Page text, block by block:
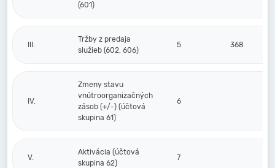
(601)
III.
Tržby z predaja
služieb (602, 606)
5 368
IV.
Zmeny stavu
vnútroorganizačných
zásob (+/-) (účtová
skupina 61)
6
V.
Aktivácia (účtová
skupina 62)
7